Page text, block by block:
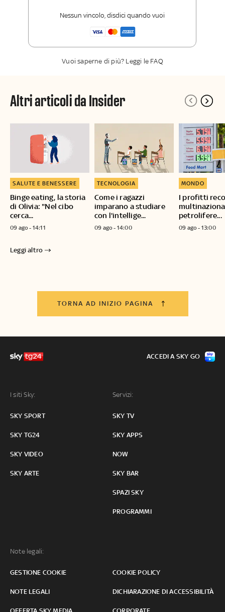
Nessun vincolo, disdici quando vuoi
Vuoi saperne di più? Leggi le FAQ
Altri articoli da Insider
Binge eating, la storia
di Olivia: "Nel cibo
cerca...
SALUTE E BENESSERE
09 ago - 14:11
Come i ragazzi
imparano a studiare
con l'intellige...
TECNOLOGIA
09 ago - 14:00
I profitti
petrolifere...
MONDO
09 ago - 13:00
Leggi altro
TORNA AD INIZIO PAGINA
I siti Sky:
SKY SPORT
SKY TG24
SKY VIDEO
SKY ARTE
Servizi:
SKY TV
SKY APPS
NOW
SKY BAR
SPAZI SKY
PROGRAMMI
Note legali:
GESTIONE COOKIE COOKIE POLICY
NOTE LEGALI DICHIARAZIONE DI ACCESSIBILITÀ
ACCEDI A SKY GO